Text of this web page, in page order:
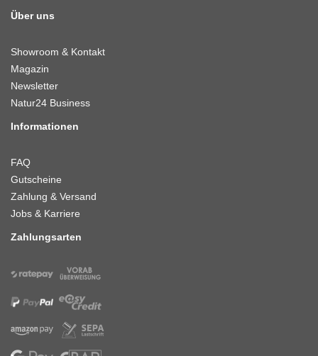
Über uns
Showroom & Kontakt
Magazin
Newsletter
Natur24 Business
Informationen
FAQ
Gutscheine
Zahlung & Versand
Jobs & Karriere
Zahlungsarten